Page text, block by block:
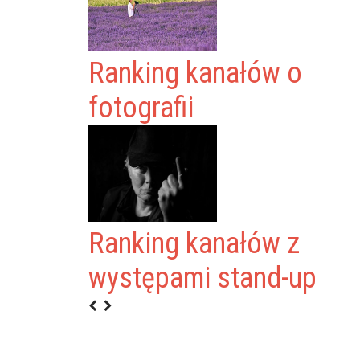
Ranking kanałów o
fotografii
Ranking kanałów z
występami stand-up